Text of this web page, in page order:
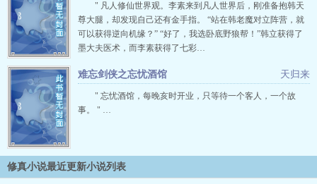
" 凡人修仙世界观。李素来到凡人世界后，刚准备抱韩天
尊大腿，却发现自己还有金手指。 “站在韩老魔对立阵营，就
可以获得逆向机缘？” “好了，我选卧底野狼帮！”韩立获得了
墨大夫医术，而李素获得了七彩…
天归来
难忘剑侠之忘忧酒馆
" 忘忧酒馆，每晚亥时开业，只等待一个客人，一个故
事。 " …
修真小说最近更新小说列表